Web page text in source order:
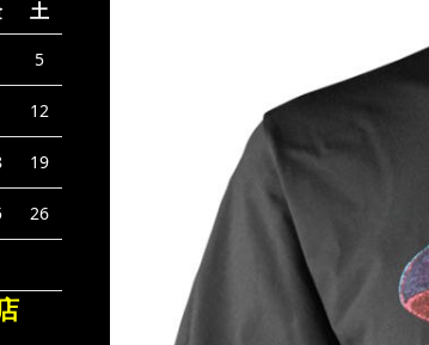
土
5
12
19
26